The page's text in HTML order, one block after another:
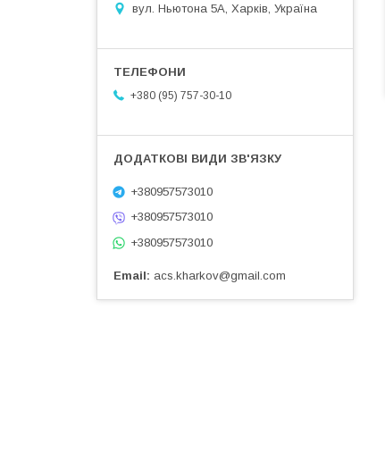
вул. Ньютона 5А, Харків, Україна
+380 (95) 757-30-10
+380957573010
+380957573010
+380957573010
Email acs.kharkov@gmail.com